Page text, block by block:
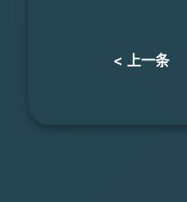
< 上一条